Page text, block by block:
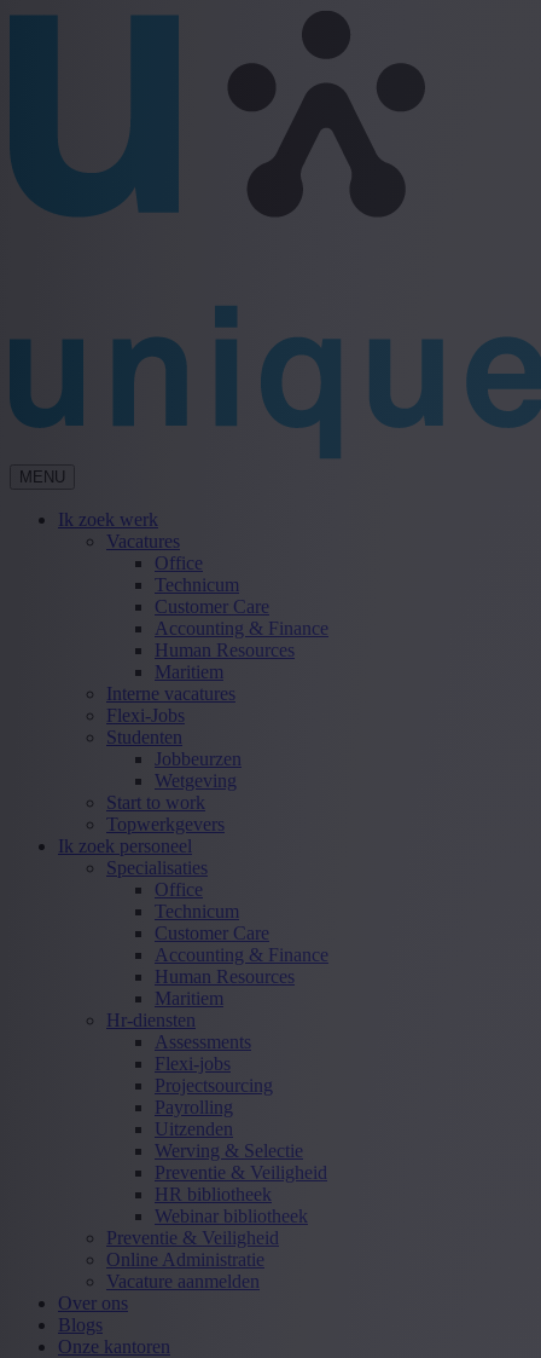
MENU
Ik zoek werk
Vacatures
Office
Technicum
Customer Care
Accounting & Finance
Human Resources
Maritiem
Interne vacatures
Flexi-Jobs
Studenten
Jobbeurzen
Wetgeving
Start to work
Topwerkgevers
Ik zoek personeel
Specialisaties
Office
Technicum
Customer Care
Accounting & Finance
Human Resources
Maritiem
Hr-diensten
Assessments
Flexi-jobs
Projectsourcing
Payrolling
Uitzenden
Werving & Selectie
Preventie & Veiligheid
HR bibliotheek
Webinar bibliotheek
Preventie & Veiligheid
Online Administratie
Vacature aanmelden
Over ons
Blogs
Onze kantoren